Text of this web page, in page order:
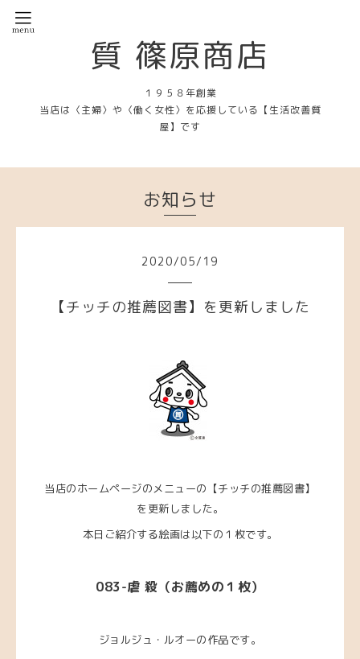
質 篠原商店
１９５８年創業
当店は〈主婦〉や〈働く女性〉を応援している【生活改善質
屋】です
お知らせ
2020/05/ 19
【チッチの推薦図書】を更新しました
当店のホームページのメニューの【チッチの推薦図書】
を更新しました。
本日ご紹介する絵画は以下の１枚です。
083-虐 殺（お薦めの１枚）
ジョルジュ・ルオーの作品です。